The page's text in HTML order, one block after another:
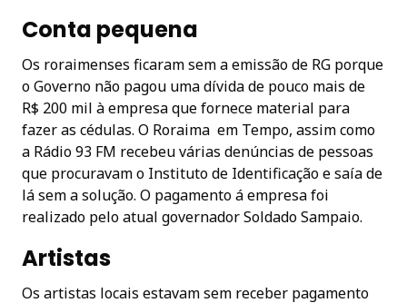
Conta pequena
Os roraimenses ficaram sem a emissão de RG porque
o Governo não pagou uma dívida de pouco mais de
R$ 200 mil à empresa que fornece material para
fazer as cédulas. O Roraima em Tempo, assim como
a Rádio 93 FM recebeu várias denúncias de pessoas
que procuravam o Instituto de Identificação e saía de
lá sem a solução. O pagamento á empresa foi
realizado pelo atual governador Soldado Sampaio.
Artistas
Os artistas locais estavam sem receber pagamento